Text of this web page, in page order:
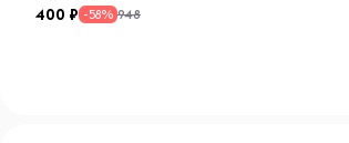
400 -58% 948